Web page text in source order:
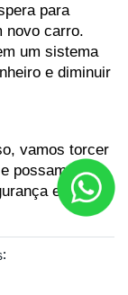
para
novo carro.
um sistema
e diminuir
vamos torcer
possamos
e